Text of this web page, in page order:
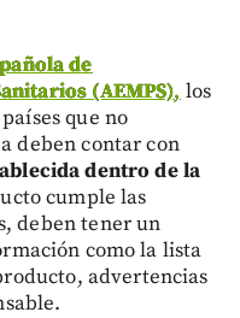
de
(AEMPS), los
que no
deben contar con
dentro de la
cumple las
deben tener un
como la lista
advertencias